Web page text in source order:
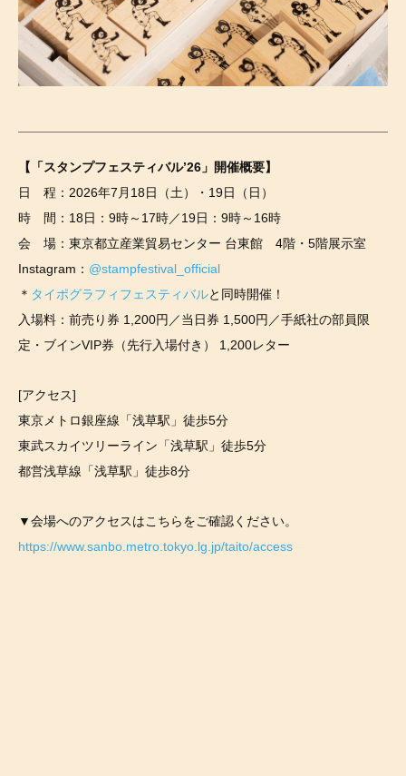
【「スタンプフェスティバル’26」開催概要】
日 程：2026年7月18日（土）・19日（日）
時 間：18日：9時～17時／19日：9時～16時
会 場：東京都立産業貿易センター 台東館 4階・5階展示室
Instagram： @stampfestival_official
＊ タイポグラフィフェスティバルと同時開催！
入場料：前売り券 1,200円／当日券 1,500円／手紙社の部員限
定・ブインVIP券（先行入場付き） 1,200レター
[アクセス]
東京メトロ銀座線「浅草駅」徒歩5分
東武スカイツリーライン「浅草駅」徒歩5分
都営浅草線「浅草駅」徒歩8分
▼会場へのアクセスはこちらをご確認ください。
https://www.sanbo.metro.tokyo.lg.jp/taito/access